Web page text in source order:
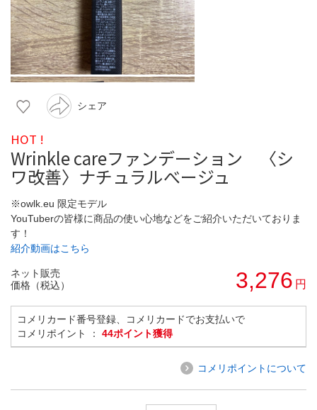
シェア
HOT !
Wrinkle careファンデーション 〈シ
ワ改善〉ナチュラルべージュ
※owlk.eu 限定モデル
YouTuberの皆様に商品の使い心地などをご紹介いただいておりま
す！
紹介動画はこちら
ネット販売
価格（税込）
3,276 円
コメリカード番号登録、コメリカードでお支払いで
コメリポイント ： 44ポイント獲得
コメリポイントについて